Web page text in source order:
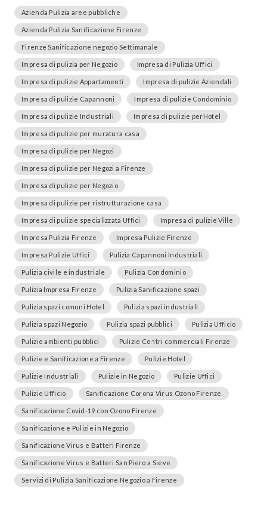
Azienda Pulizia aree pubbliche
Azienda Pulizia Sanificazione Firenze
Firenze Sanificazione negozio Settimanale
Impresa di pulizia per Negozio Impresa di Pulizia Uffici
Impresa di pulizie Appartamenti Impresa di pulizie Aziendali
Impresa di pulizie Capannoni Impresa di pulizie Condominio
Impresa di pulizie Industriali Impresa di pulizie perHotel
Impresa di pulizie per muratura casa
Impresa di pulizie per Negozi
Impresa di pulizie per Negozi a Firenze
Impresa di pulizie per Negozio
Impresa di pulizie per ristrutturazione casa
Impresa di pulizie specializzata Uffici Impresa di pulizie Ville
Impresa Pulizia Firenze Impresa Pulizie Firenze
Impresa Pulizie Uffici Pulizia Capannoni Industriali
Pulizia civile e industriale Pulizia Condominio
Pulizia Impresa Firenze Pulizia Sanificazione spazi
Pulizia spazi comuni Hotel Pulizia spazi industriali
Pulizia spazi Negozio Pulizia spazi pubblici Pulizia Ufficio
Pulizie ambienti pubblici Pulizie Centri commerciali Firenze
Pulizie e Sanificazione a Firenze Pulizie Hotel
Pulizie Industriali Pulizie in Negozio Pulizie Uffici
Pulizie Ufficio Sanificazione Corona Virus Ozono Firenze
Sanificazione Covid-19 con Ozono Firenze
Sanificazione e Pulizie in Negozio
Sanificazione Virus e Batteri Firenze
Sanificazione Virus e Batteri San Piero a Sieve
Servizi di Pulizia Sanificazione Negozio a Firenze